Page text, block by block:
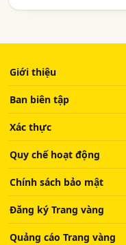
Giới thiệu
Ban biên tập
Xác thực
Quy chế hoạt động
Chính sách bảo mật
Đăng ký Trang vàng
Quảng cáo Trang vàng